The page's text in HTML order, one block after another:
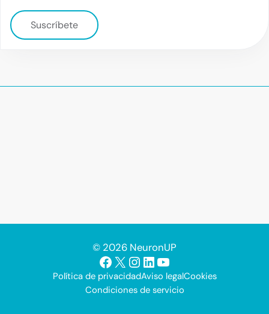
Suscríbete
© 2026 NeuronUP
Facebook
X Instagram
LinkedIn
YouTube
Política de privacidadAviso legalCookies
Condiciones de servicio